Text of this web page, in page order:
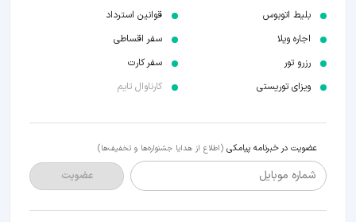
بلیط اتوبوس
اجاره ویلا
رزرو تور
ویزای توریستی
قوانین استرداد
سفر اقساطی
سفر کارت
کارناوال تایم
عضویت در خبرنامه پیامکی (اطلاع از هدایا جشنواره‌ها و تخفیف‌ها)
شماره موبایل عضویت